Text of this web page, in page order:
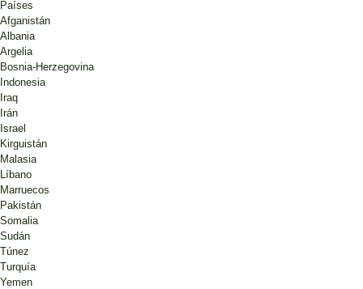
Países
Afganistán
Albania
Argelia
Bosnia-Herzegovina
Indonesia
Iraq
Irán
Israel
Kirguistán
Malasia
Líbano
Marruecos
Pakistán
Somalia
Sudán
Túnez
Turquía
Yemen